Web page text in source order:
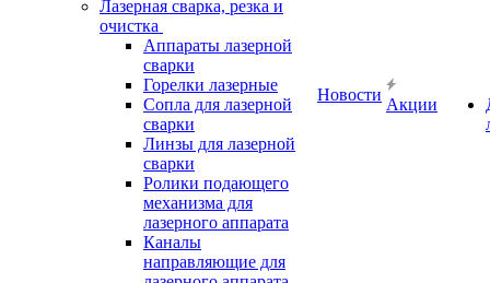
Лазерная сварка, резка и
очистка
Аппараты лазерной
сварки
Горелки лазерные
Сопла для лазерной
сварки
Линзы для лазерной
сварки
Ролики подающего
механизма для
лазерного аппарата
Каналы
направляющие для
Новости
Акции